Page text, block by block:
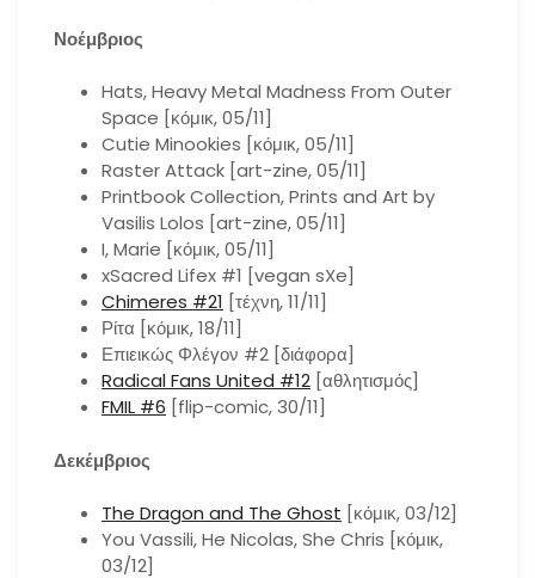
Νοέμβριος
Hats, Heavy Metal Madness From Outer
Space [κόμικ, 05/11]
Cutie Minookies [κόμικ, 05/11]
Raster Attack [art-zine, 05/11]
Printbook Collection, Prints and Art by
Vasilis Lolos [art-zine, 05/11]
I, Marie [κόμικ, 05/11]
xSacred Lifex #1 [vegan sXe]
Chimeres #21 [τέχνη, 11/11]
Ρίτα [κόμικ, 18/11]
Επιεικώς Φλέγον #2 [διάφορα]
Radical Fans United #12 [αθλητισμός]
FMIL #6 [flip-comic, 30/11]
Δεκέμβριος
The Dragon and The Ghost [κόμικ, 03/12]
You Vassili, He Nicolas, She Chris [κόμικ,
03/12]